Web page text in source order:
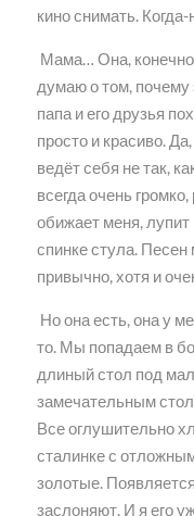
кино снимать.
Мама… Она,
думаю о том, почему
папа и его друзья
просто и красиво.
ведёт себя не так,
всегда очень
обижает меня,
спинке стула. Песен
привычно, хотя и
Но она есть, она у
то. Мы попадаем в
длиный стол под
замечательным
Все оглушительно
сталинке с
золотые.
заслоняют. И я его